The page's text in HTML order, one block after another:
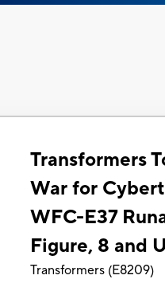
Transformers
War for
WFC-E37
Figure, 8 and
Transformers (E8209)